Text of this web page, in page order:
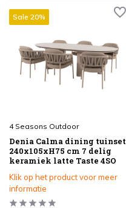
Sale 20%
4 Seasons Outdoor
Denia Calma dining tuinset
240x105xH75 cm 7 delig
keramiek latte Taste 4SO
Klik op het product voor meer
informatie